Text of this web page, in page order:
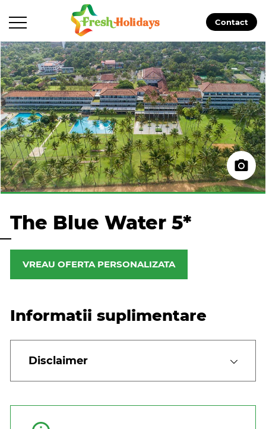
Contact
The Blue Water 5*
VREAU OFERTA PERSONALIZATA
Informatii suplimentare
Disclaimer